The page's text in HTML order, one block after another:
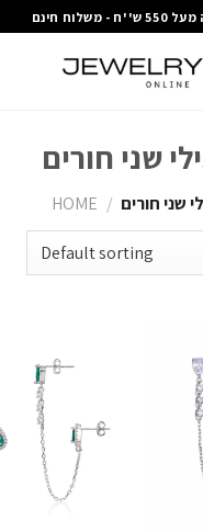
שני חורים
HOME / שני חורים